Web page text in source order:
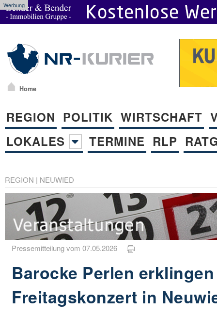
Werbung
Home
REGION POLITIK WIRTSCHAFT
LOKALES
TERMINE RLP
REGION | NEUWIED
Pressemitteilung vom 07.05.2026
Barocke Perlen
Freitagskonzert in